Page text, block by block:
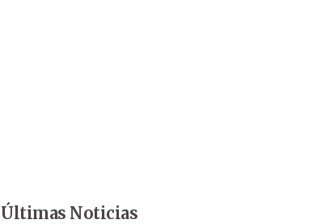
Últimas Noticias